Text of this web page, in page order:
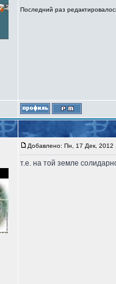
Последний раз
Добавлено: Пн, 17 Дек, 2012
т.е. на той земле